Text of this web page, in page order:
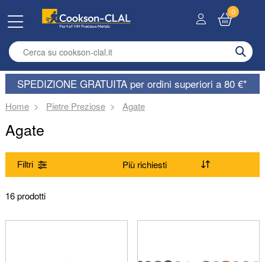
Enter search term
0
SPEDIZIONE GRATUITA per ordini superiori a 80 €*
Home Pietre Preziose Agate
Agate
Filtri
Gamma
16 prodotti